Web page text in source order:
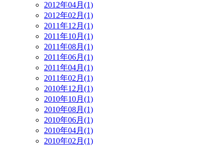
2012年04月(1)
2012年02月(1)
2011年12月(1)
2011年10月(1)
2011年08月(1)
2011年06月(1)
2011年04月(1)
2011年02月(1)
2010年12月(1)
2010年10月(1)
2010年08月(1)
2010年06月(1)
2010年04月(1)
2010年02月(1)